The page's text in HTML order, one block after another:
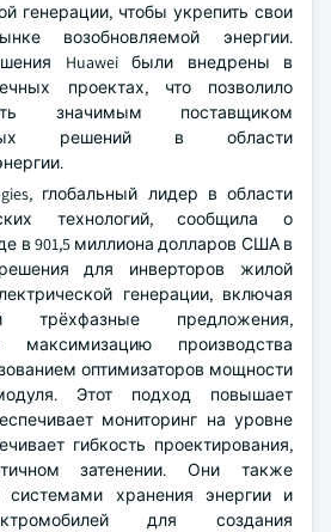
генерации, чтобы укрепить свои
возобновляемой энергии.
Huawei были внедрены в
проектах, что позволило
значимым поставщиком
решений в области
глобальный лидер в области
технологий, сообщила о
в 901,5 миллиона долларов США в
для инверторов жилой
генерации, включая
трёхфазные предложения,
производства
оптимизаторов мощности
Этот подход повышает
мониторинг на уровне
гибкость проектирования,
затенении. Они также
системами хранения энергии и
для создания